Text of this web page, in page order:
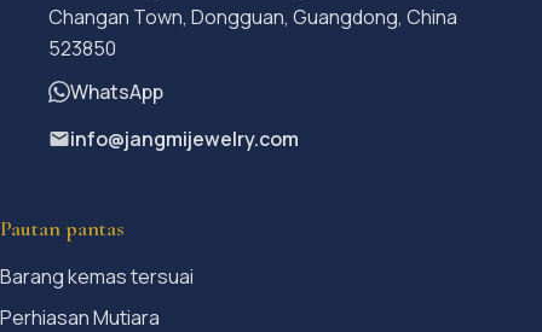
Changan Town, Dongguan, Guangdong, China
523850
WhatsApp
info@jangmijewelry.com
Pautan pantas
Barang kemas tersuai
Perhiasan Mutiara